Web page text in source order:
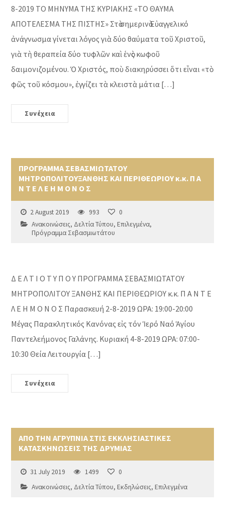
8-2019 ΤΟ ΜΗΝΥΜΑ ΤΗΣ ΚΥΡΙΑΚΗΣ «ΤΟ ΘΑΥΜΑ
ΑΠΟΤΕΛΕΣΜΑ ΤΗΣ ΠΙΣΤΗΣ» Στὸ σημερινὸ Εὐαγγελικό
ἀνάγνωσμα γίνεται λόγος γιὰ δύο θαύματα τοῦ Χριστοῦ,
γιὰ τὴ θεραπεία δύο τυφλῶν καὶ ἑνὸς κωφοῦ
δαιμονιζομένου. Ὁ Χριστός, ποὺ διακηρύσσει ὅτι εἶναι «τὸ
φῶς τοῦ κόσμου», ἐγγίζει τὰ κλειστὰ μάτια […]
Συνέχεια
ΠΡΟΓΡΑΜΜΑ ΣΕΒΑΣΜΙΩΤΑΤΟΥ
ΜΗΤΡΟΠΟΛΙΤΟΥΞΑΝΘΗΣ ΚΑΙ ΠΕΡΙΘΕΩΡΙΟΥ κ.κ. Π Α
Ν Τ Ε Λ Ε Η Μ Ο Ν Ο Σ
2 August 2019 993
0
Ανακοινώσεις, Δελτία Τύπου,Επιλεγμένα,
Πρόγραμμα Σεβασμιωτάτου
Δ Ε Λ Τ Ι Ο Τ Υ Π Ο Υ ΠΡΟΓΡΑΜΜΑ ΣΕΒΑΣΜΙΩΤΑΤΟΥ
ΜΗΤΡΟΠΟΛΙΤΟΥ ΞΑΝΘΗΣ ΚΑΙ ΠΕΡΙΘΕΩΡΙΟΥ κ.κ. Π Α Ν Τ Ε
Λ Ε Η Μ Ο Ν Ο Σ Παρασκευή 2-8-2019 ΩΡΑ: 19:00-20:00
Μέγας Παρακλητικός Κανόνας εἰς τόν Ἱερό Ναό Ἁγίου
Παντελεήμονος Γαλάνης. Κυριακή 4-8-2019 ΩΡΑ: 07:00-
10:30 Θεία Λειτουργία […]
Συνέχεια
ΑΠΟ ΤΗΝ ΑΓΡΥΠΝΙΑ ΣΤΙΣ ΕΚΚΛΗΣΙΑΣΤΙΚΕΣ
ΚΑΤΑΣΚΗΝΩΣΕΙΣ ΤΗΣ ΔΡΥΜΙΑΣ
31 July 2019 1499
0
Ανακοινώσεις, Δελτία Τύπου,Εκδηλώσεις,Επιλεγμένα